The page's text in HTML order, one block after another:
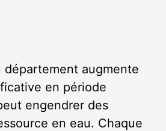
département augmente
en période
engendrer des
en eau. Chaque